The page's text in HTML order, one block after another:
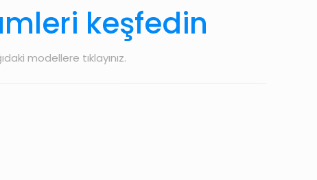
keşfedin
modellere tıklayınız.